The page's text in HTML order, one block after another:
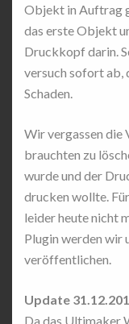
Objekt in Auftrag
das erste Objekt
Druckkopf darin.
versuch sofort ab,
Schaden.
Wir vergassen die
brauchten zu
wurde und der
drucken wollte.
leider heute nicht
Plugin werden wir
veröffentlichen.
Update
Da das Ultimaker